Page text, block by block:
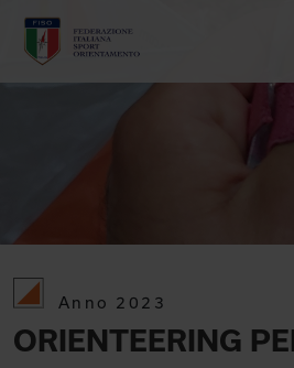
Anno 2023
ORIENTEERING